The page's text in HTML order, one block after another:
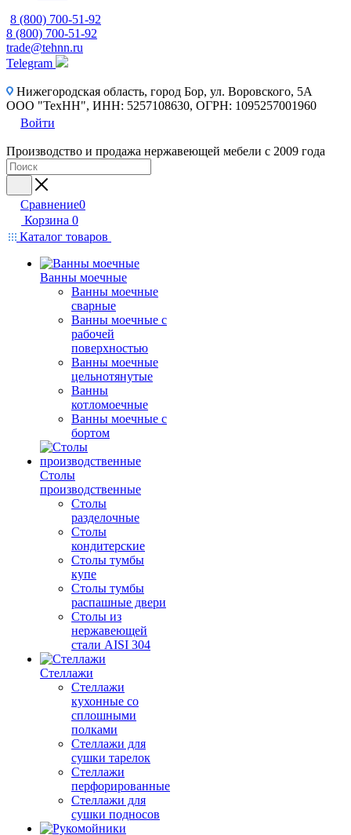
8 (800) 700-51-92
8 (800) 700-51-92
trade@tehnn.ru
Telegram
Нижегородская область, город Бор, ул. Воровского, 5А
ООО "ТехНН", ИНН: 5257108630, ОГРН: 1095257001960
Войти
Производство и продажа нержавеющей мебели с 2009 года
Сравнение0
Корзина 0
Каталог товаров
Ванны моечные
Ванны моечные
сварные
Ванны моечные с
рабочей
поверхностью
Ванны моечные
цельнотянутые
Ванны
котломоечные
Ванны моечные с
бортом
Столы
производственные
Столы
разделочные
Столы
кондитерские
Столы тумбы
купе
Столы тумбы
распашные двери
Столы из
нержавеющей
стали AISI 304
Стеллажи
Стеллажи
кухонные со
сплошными
полками
Стеллажи для
сушки тарелок
Стеллажи
перфорированные
Стеллажи для
сушки подносов